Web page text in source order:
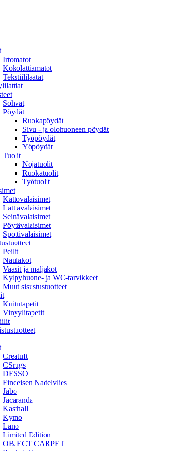
Irtomatot
Kokolattiamatot
Tekstiililaatat
Sohvat
Pöydät
Ruokapöydät
Sivu - ja olohuoneen pöydät
Työpöydät
Yöpöydät
Tuolit
Nojatuolit
Ruokatuolit
Työtuolit
Kattovalaisimet
Lattiavalaisimet
Seinävalaisimet
Pöytävalaisimet
Spottivalaisimet
Peilit
Naulakot
Vaasit ja maljakot
Kylpyhuone- ja WC-tarvikkeet
Muut sisustustuotteet
Kuitutapetit
Vinyylitapetit
Creatuft
CSrugs
DESSO
Findeisen Nadelvlies
Jabo
Jacaranda
Kasthall
Kymo
Lano
Limited Edition
OBJECT CARPET